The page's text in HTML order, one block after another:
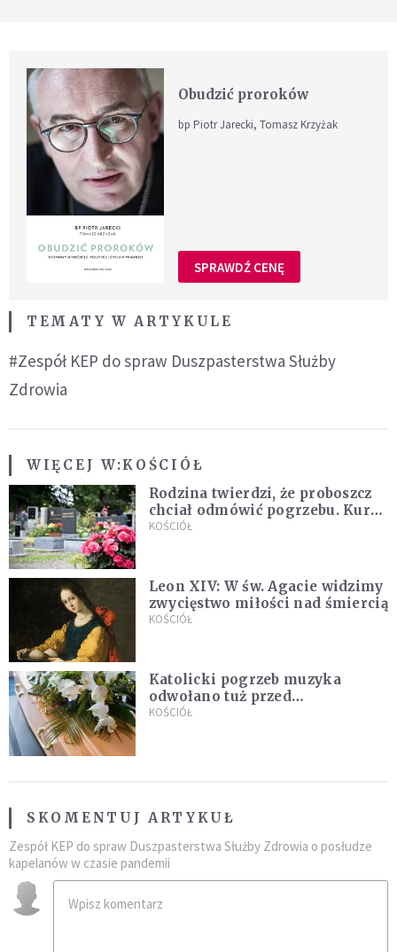
Obudzić proroków
bp Piotr Jarecki, Tomasz Krzyżak
SPRAWDŹ CENĘ
TEMATY W ARTYKULE
#Zespół KEP do spraw Duszpasterstwa Służby
Zdrowia
WIĘCEJ W:KOŚCIÓŁ
Rodzina twierdzi, że proboszcz
chciał odmówić pogrzebu. Kuria
zapowiada wyjaśnienia
KOŚCIÓŁ
Leon XIV: W św. Agacie widzimy
zwycięstwo miłości nad śmiercią
KOŚCIÓŁ
Katolicki pogrzeb muzyka
odwołano tuż przed
uroczystością. Powodem była
KOŚCIÓŁ
SKOMENTUJ ARTYKUŁ
Zespół KEP do spraw Duszpasterstwa Służby Zdrowia o posłudze
kapelanów w czasie pandemii